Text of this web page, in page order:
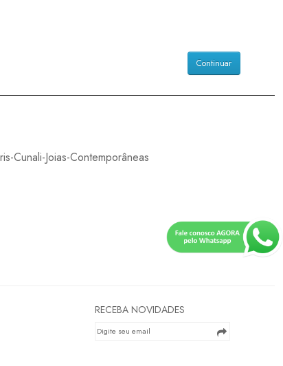
Continuar
Cunali-Joias-Contemporâneas
RECEBA NOVIDADES